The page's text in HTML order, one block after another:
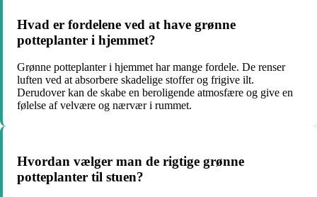
Hvad er fordelene ved at have grønne
potteplanter i hjemmet?
Grønne potteplanter i hjemmet har mange fordele. De renser
luften ved at absorbere skadelige stoffer og frigive ilt.
Derudover kan de skabe en beroligende atmosfære og give en
følelse af velvære og nærvær i rummet.
Hvordan vælger man de rigtige grønne
potteplanter til stuen?